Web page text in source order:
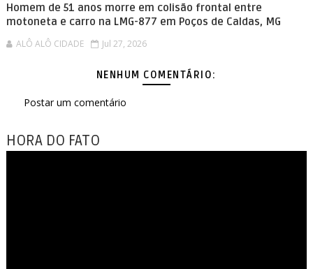
Homem de 51 anos morre em colisão frontal entre
motoneta e carro na LMG-877 em Poços de Caldas, MG
ALÔ ALÔ CIDADE Jul 27, 2026
NENHUM COMENTÁRIO:
Postar um comentário
HORA DO FATO